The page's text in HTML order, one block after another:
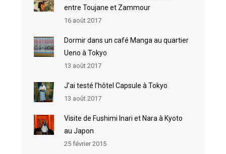
entre Toujane et Zammour
16 août 2017
Dormir dans un café Manga au quartier
Ueno à Tokyo
13 août 2017
J’ai testé l’hôtel Capsule à Tokyo
13 août 2017
Visite de Fushimi Inari et Nara à Kyoto
au Japon
25 février 2015